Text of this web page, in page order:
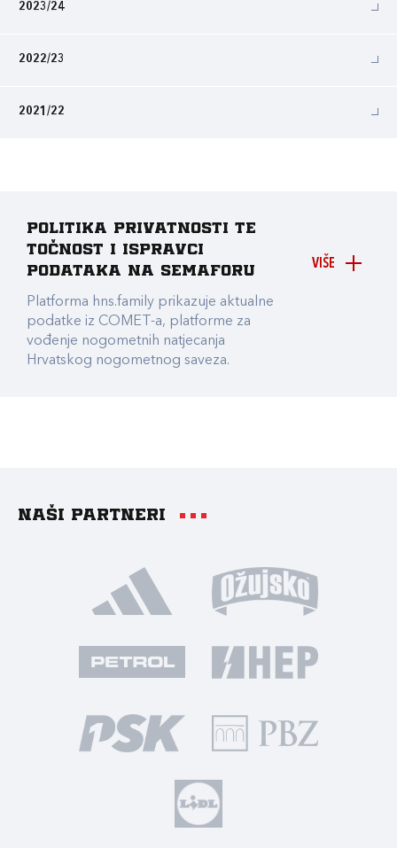
2023/24
2022/23
2021/22
VIŠE
Politika privatnosti te
točnost i ispravci
podataka na Semaforu
Platforma hns.family prikazuje aktualne
podatke iz COMET-a, platforme za
vođenje nogometnih natjecanja
Hrvatskog nogometnog saveza.
Naši partneri